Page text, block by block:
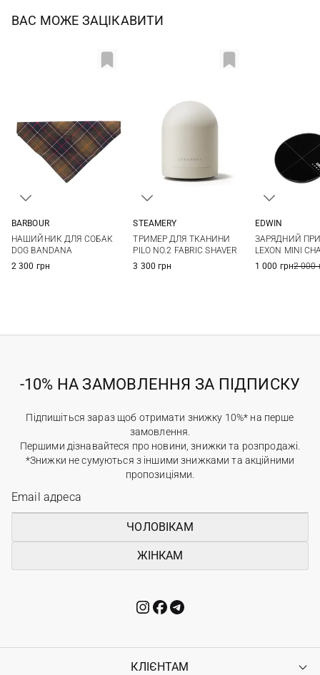
ВАС МОЖЕ ЗАЦІКАВИТИ
BARBOUR
НАШИЙНИК ДЛЯ СОБАК
DOG BANDANA
2 300 грн
STEAMERY
ТРИМЕР ДЛЯ ТКАНИНИ
PILO NO.2 FABRIC SHAVER
3 300 грн
EDWIN
ЗАРЯДНИЙ
LEXON MINI
1 000 грн2 000
-10% НА ЗАМОВЛЕННЯ ЗА ПІДПИСКУ
Підпишіться зараз щоб отримати знижку 10%* на перше
замовлення.
Першими дізнавайтеся про новини, знижки та розпродажі.
*Знижки не сумуються з іншими знижками та акційними
пропозиціями.
ЧОЛОВІКАМ
ЖІНКАМ
КЛІЄНТАМ